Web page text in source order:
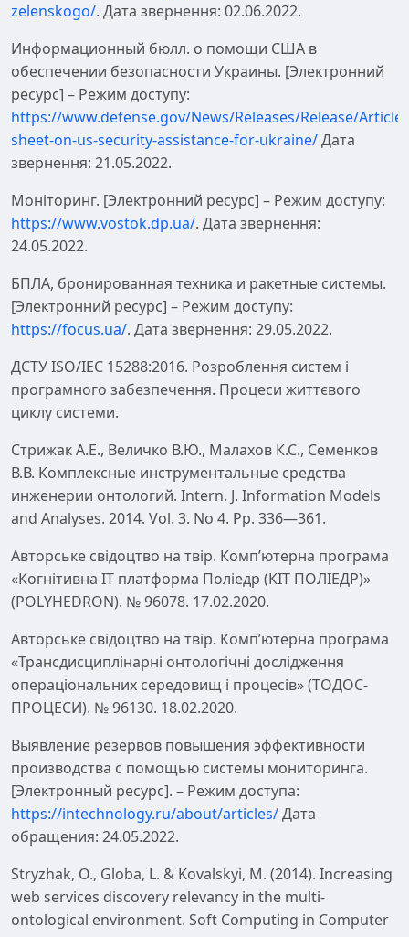
zelenskogo/. Дата звернення: 02.06.2022.
Информационный бюлл. о помощи США в
обеспечении безопасности Украины. [Электронний
ресурс] – Режим доступу:
https://www.defense.gov/News/Releases/Release/
sheet-on-us-security-assistance-for-ukraine/Дата
звернення: 21.05.2022.
Моніторинг. [Электронний ресурс] – Режим доступу:
https://www.vostok.dp.ua/. Дата звернення:
24.05.2022.
БПЛА, бронированная техника и ракетные системы.
[Электронний ресурс] – Режим доступу:
https://focus.ua/. Дата звернення: 29.05.2022.
ДСТУ ISO/IEC 15288:2016. Розроблення систем і
програмного забезпечення. Процеси життєвого
циклу системи.
Стрижак А.Е., Величко В.Ю., Малахов К.С., Семенков
В.В. Комплексные инструментальные средства
инженерии онтологий. Intern. J. Information Models
and Analyses. 2014. Vol. 3. Nо 4. Рр. 336—361.
Авторське свідоцтво на твір. Комп’ютерна програма
«Когнітивна ІТ платформа Поліедр (КІТ ПОЛІЕДР)»
(POLYHEDRON). № 96078. 17.02.2020.
Авторське свідоцтво на твір. Комп’ютерна програма
«Трансдисциплінарні онтологічні дослідження
операціональних середовищ і процесів» (ТОДОС-
ПРОЦЕСИ). № 96130. 18.02.2020.
Выявление резервов повышения эффективности
производства с помощью системы мониторинга.
[Электронный ресурс]. – Режим доступа:
https://intechnology.ru/about/articles/Дата
обращения: 24.05.2022.
Stryzhak, O., Globa, L. & Kovalskyi, M. (2014). Increasing
web services discovery relevancy in the multi-
ontological environment. Soft Computing in Computer